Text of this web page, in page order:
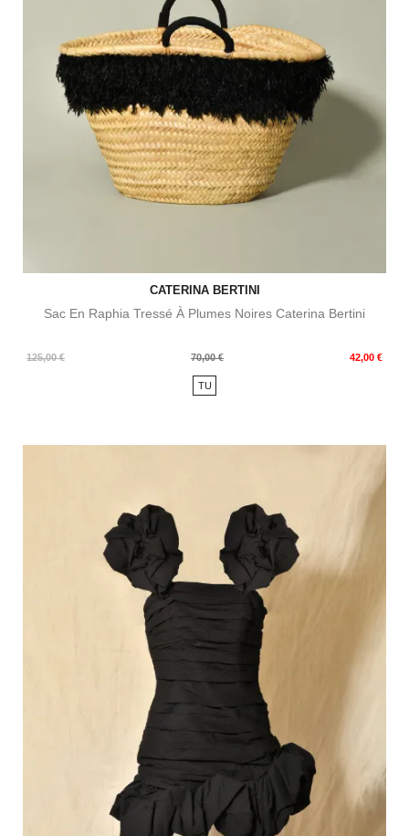
CATERINA BERTINI
Sac En Raphia Tressé À Plumes Noires Caterina Bertini
125,00 €
Prix
70,00 € 42,00 €
Prix
TU